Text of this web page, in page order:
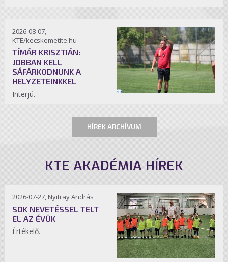
2026-08-07,
KTE/kecskemetite.hu
TÍMÁR KRISZTIÁN:
JOBBAN KELL
SÁFÁRKODNUNK A
HELYZETEINKKEL
Interjú.
HÍREK ARCHÍVUM
KTE AKADÉMIA HÍREK
2026-07-27, Nyitray András
SOK NEVETÉSSEL TELT
EL AZ ÉVÜK
Értékelő.